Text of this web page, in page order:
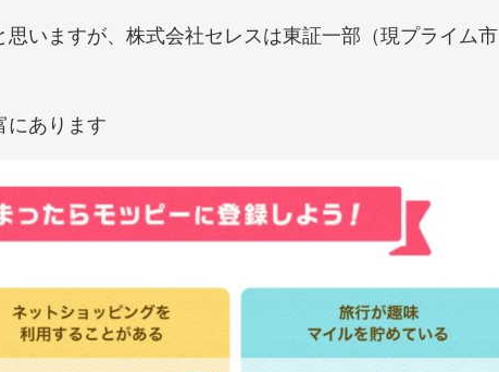
いますが、株式会社セレスは東証一部（現プライム市
にあります